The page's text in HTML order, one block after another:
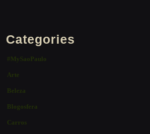
Categories
#MySaoPaulo
Arte
Beleza
Blogosfera
Carros